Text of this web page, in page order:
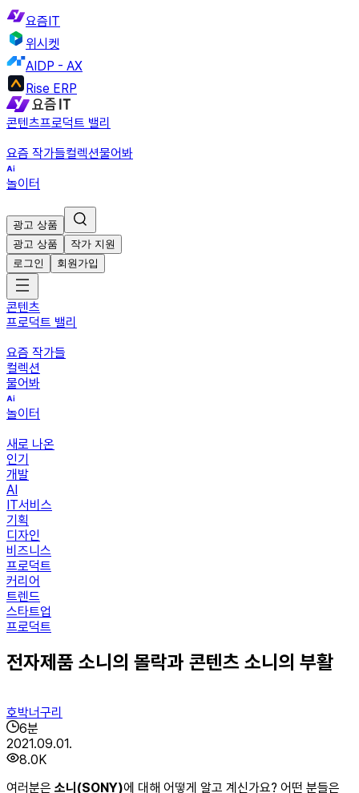
요즘IT
위시켓
AIDP - AX
Rise ERP
콘텐츠프로덕트 밸리
요즘 작가들컬렉션물어봐
놀이터
광고 상품
광고 상품
작가 지원
로그인
회원가입
콘텐츠
프로덕트 밸리
요즘 작가들
컬렉션
물어봐
놀이터
새로 나온
인기
개발
AI
IT서비스
기획
디자인
비즈니스
프로덕트
커리어
트렌드
스타트업
프로덕트
전자제품 소니의 몰락과 콘텐츠 소니의 부활
호박너구리
6분
2021.09.01.
8.0K
여러분은 소니(SONY)에 대해 어떻게 알고 계신가요? 어떤 분들은